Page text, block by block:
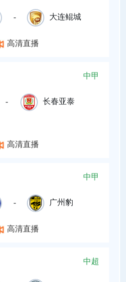
- 大连鲲城
高清直播
中甲
- 长春亚泰
高清直播
中甲
- 广州豹
高清直播
中超